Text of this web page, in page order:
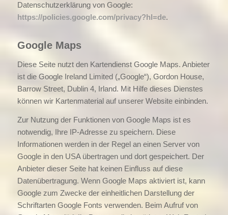
Datenschutzerklärung von Google:
https://policies.google.com/privacy?hl=de.
Google Maps
Diese Seite nutzt den Kartendienst Google Maps. Anbieter
ist die Google Ireland Limited („Google“), Gordon House,
Barrow Street, Dublin 4, Irland. Mit Hilfe dieses Dienstes
können wir Kartenmaterial auf unserer Website einbinden.
Zur Nutzung der Funktionen von Google Maps ist es
notwendig, Ihre IP-Adresse zu speichern. Diese
Informationen werden in der Regel an einen Server von
Google in den USA übertragen und dort gespeichert. Der
Anbieter dieser Seite hat keinen Einfluss auf diese
Datenübertragung. Wenn Google Maps aktiviert ist, kann
Google zum Zwecke der einheitlichen Darstellung der
Schriftarten Google Fonts verwenden. Beim Aufruf von